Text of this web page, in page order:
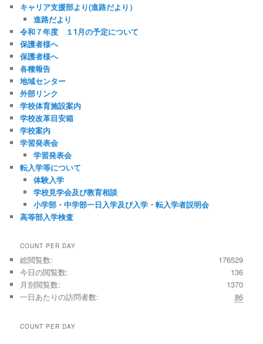
キャリア支援部より(進路だより）
進路だより
令和７年度 １1月の予定について
保護者様へ
保護者様へ
各種報告
地域センター
外部リンク
学校体育施設案内
学校改革目安箱
学校案内
学習発表会
学習発表会
転入学等について
体験入学
学校見学会及び教育相談
小学部・中学部一日入学及び入学・転入学者説明会
高等部入学検査
COUNT PER DAY
176529
総閲覧数:
136
今日の閲覧数:
1370
月別閲覧数:
86
一日あたりの訪問者数:
COUNT PER DAY